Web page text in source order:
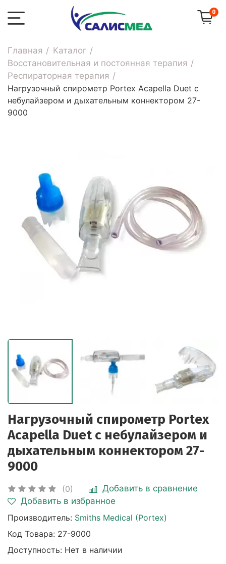
0
Главная
Каталог
Восстановительная и постоянная терапия
Респираторная терапия
Нагрузочный спирометр Portex Acapella Duet с
небулайзером и дыхательным коннектором 27-
9000
Нагрузочный спирометр Portex
Acapella Duet с небулайзером и
дыхательным коннектором 27-
9000
(0)
Добавить в сравнение
Добавить в избранное
Производитель: Smiths Medical (Portex)
Код Товара: 27-9000
Доступность: Нет в наличии